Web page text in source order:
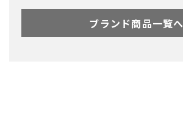
ブランド商品一覧へ